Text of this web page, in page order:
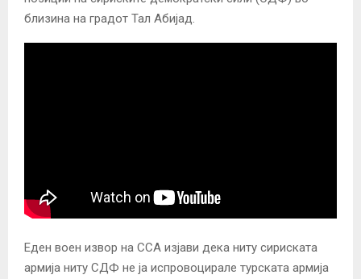
близина на градот Тал Абијад.
Еден воен извор на ССА изјави дека ниту сириската
армија ниту СДФ не ја испровоцирале турската армија